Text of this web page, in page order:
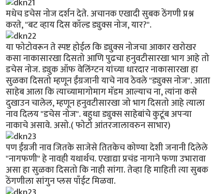
मधेच डचेस नोज दर्शन देते. अचानक एखादी सुबक ठेंगणी प्रश्न
करते, "बट व्हाय दिस कॉल्ड ड्युक्स नोज, यार?".
या फोटोवरून ते स्पष्ट होईल कि ड्युक्स नोजचा आकार खरोखर
कसा नाकासारखा दिसतो आणि पुढचा हनुवटीसारखा भाग आहे तो
डचेस नोज. ड्युक ऑफ वेलिंग्टन यांच्या धारदार नाकासारखा हा
सुळका दिसतो म्हणून ईंग्रजानी याचे नाव ठेवले "ड्युक्स नोज". आता
साहेब आला कि त्याच्यामागोमाग मॅडम आल्याच ना, त्यांना कसे
दुखाउन चालेल, म्हणून हनुवटीसारखा जो भाग दिसतो आहे त्याला
नाव दिलय "डचेस नोज". बहुधा ड्युक्स साहेबांचे कुटूंब अपर्‍या
नाकाचे असावे. असो.( फोटो आंतरजालावरुन साभार)
पण ईंग्रजी नाव जितके साजेसे तितकेच कोण्या देशी जनानी दिलेले
"नागफणी" हे नावही यथार्थच. एखाद्या प्रचंड नागाने फणा उभारावा
असा हा सुळका दिसतो कि नाही सांगा. तेव्हा हि माहिती त्या सुबक
ठेंगणीला सांगुन प्लस पाँईट मिळवा.